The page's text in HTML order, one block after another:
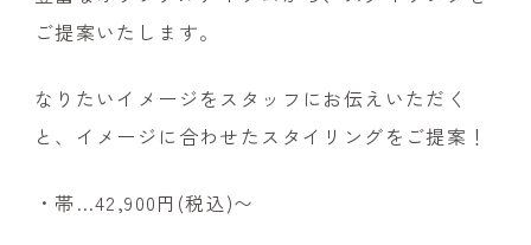
ご提案いたします。
なりたいイメージをスタッフにお伝えいただく
と、イメージに合わせたスタイリングをご提案！
・帯…42,900円(税込)〜